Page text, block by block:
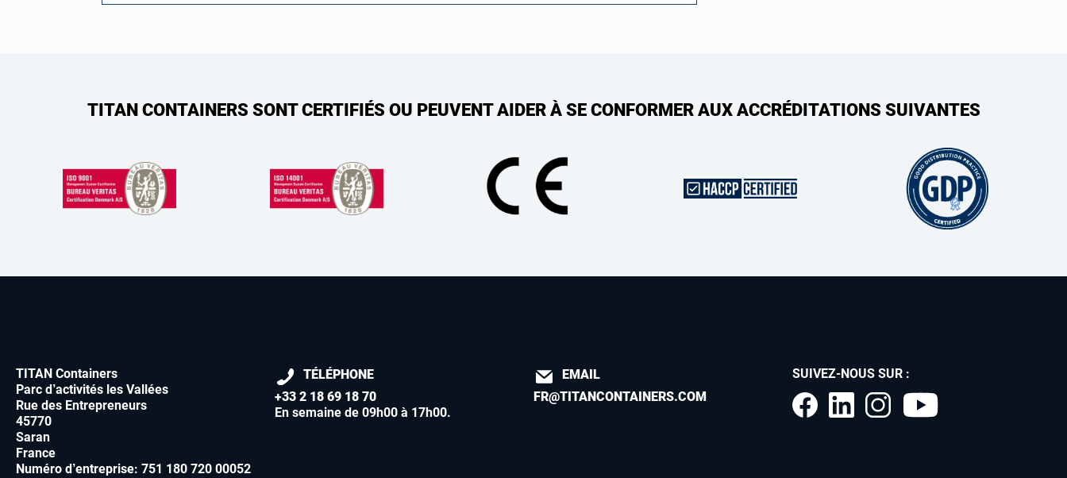
TITAN CONTAINERS SONT CERTIFIÉS OU PEUVENT AIDER À SE CONFORMER AUX ACCRÉDITATIONS SUIVANTES
TITAN Containers
Parc d’activités les Vallées
Rue des Entrepreneurs
45770
Saran
France
Numéro d’entreprise: 751 180 720 00052
TÉLÉPHONE
+33 2 18 69 18 70
En semaine de 09h00 à 17h00.
EMAIL
FR@TITANCONTAINERS.COM
SUIVEZ-NOUS SUR :